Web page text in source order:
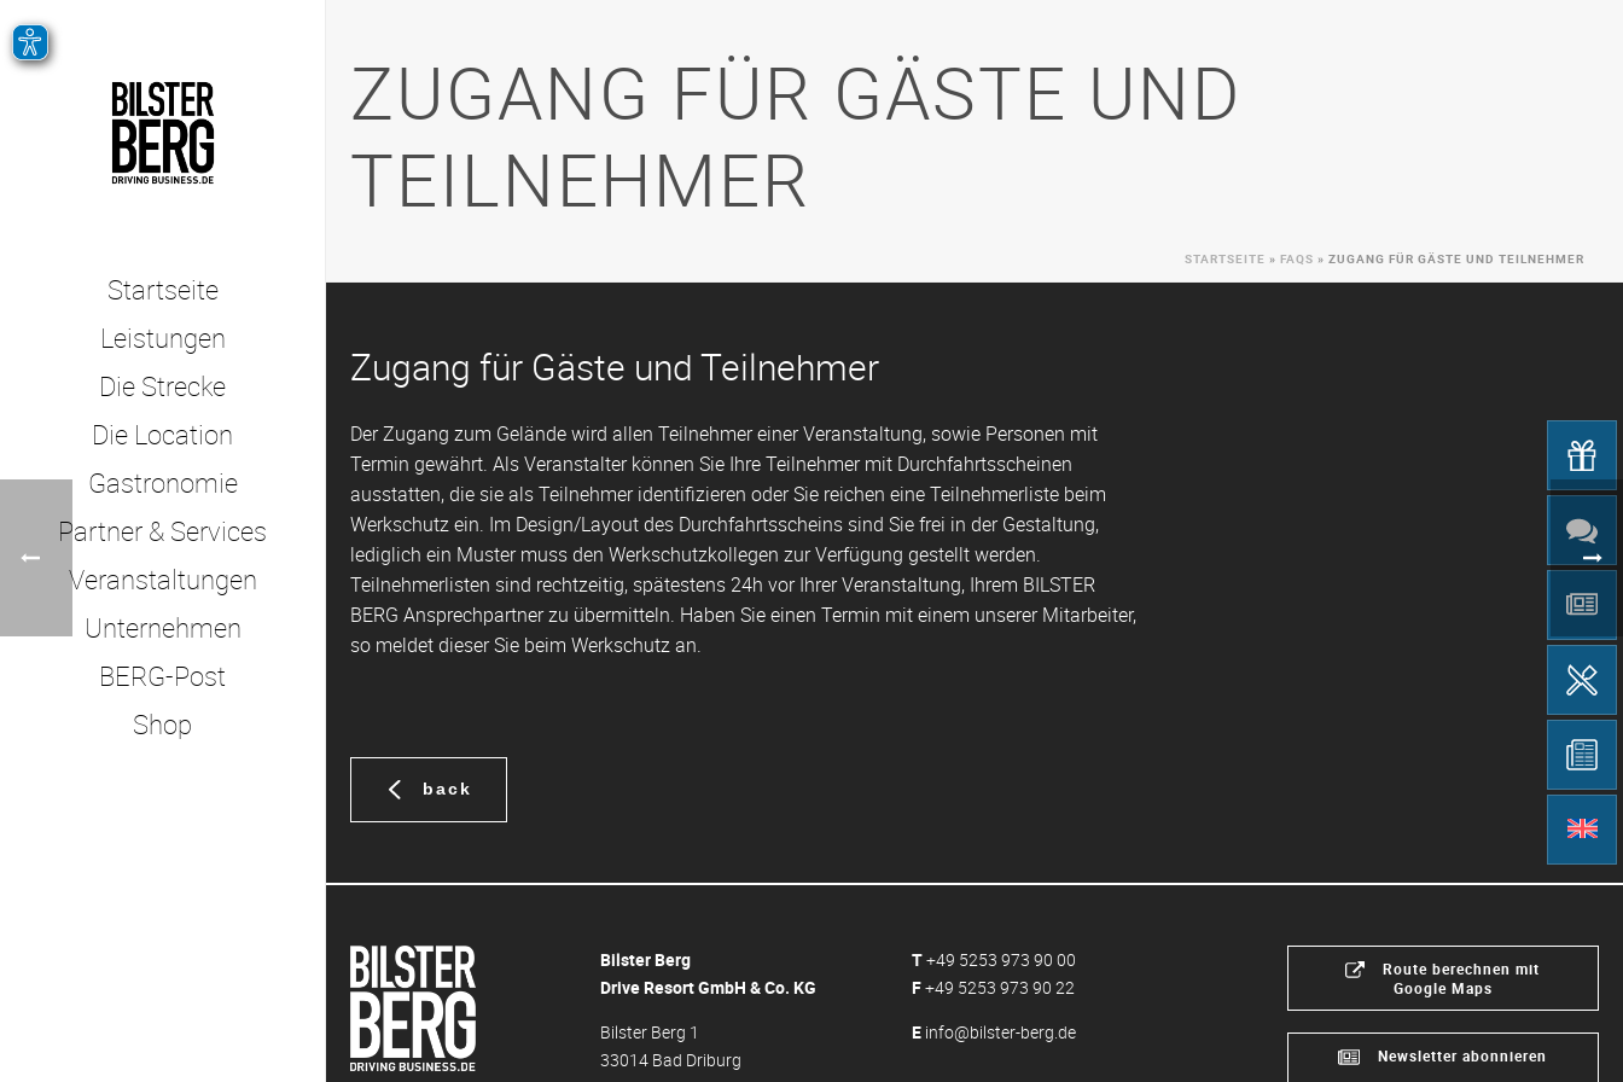
Startseite
Leistungen
Die Strecke
Die Location
Gastronomie
Partner & Services
Veranstaltungen
Unternehmen
BERG-Post
Shop
ZUGANG FÜR GÄSTE UND
TEILNEHMER
STARTSEITE » FAQS » ZUGANG FÜR GÄSTE UND TEILNEHMER
Zugang für Gäste und Teilnehmer
Der Zugang zum Gelände wird allen Teilnehmer einer Veranstaltung, sowie Personen mit
Termin gewährt. Als Veranstalter können Sie Ihre Teilnehmer mit Durchfahrtsscheinen
ausstatten, die sie als Teilnehmer identifizieren oder Sie reichen eine Teilnehmerliste beim
Werkschutz ein. Im Design/Layout des Durchfahrtsscheins sind Sie frei in der Gestaltung,
lediglich ein Muster muss den Werkschutzkollegen zur Verfügung gestellt werden.
Teilnehmerlisten sind rechtzeitig, spätestens 24h vor Ihrer Veranstaltung, Ihrem BILSTER
BERG Ansprechpartner zu übermitteln. Haben Sie einen Termin mit einem unserer Mitarbeiter,
so meldet dieser Sie beim Werkschutz an.
back
Bilster Berg
Drive Resort GmbH & Co. KG
Bilster Berg 1
33014 Bad Driburg
T+49 5253 973 90 00
F+49 5253 973 90 22
E info@bilster-berg.de
Route berechnen mit
Google Maps
Newsletter abonnieren